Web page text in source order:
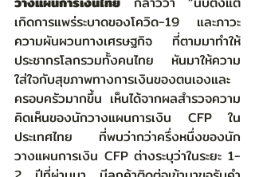
เกิดการแพร่ระบาดของโควิด-19 และภาวะ
ความผันผวนทางเศรษฐกิจ ที่ตามมาทำให้
ประชากรโลกรวมทั้งคนไทย หันมาให้ความ
ใส่ใจกับสุขภาพทางการเงินของตนเองและ
ครอบครัวมากขึ้น เห็นได้จากผลสำรวจความ
คิดเห็นของนักวางแผนการเงิน CFP ใน
ประเทศไทย ที่พบว่ากว่าครึ่งหนึ่งของนัก
วางแผนการเงิน CFP ต่างระบุว่าในระยะ 1-